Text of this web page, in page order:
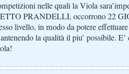
nelle quali la Viola
PRANDELLI, occorrono 22
livello, in modo da potere
la qualità il piu’ possibile.